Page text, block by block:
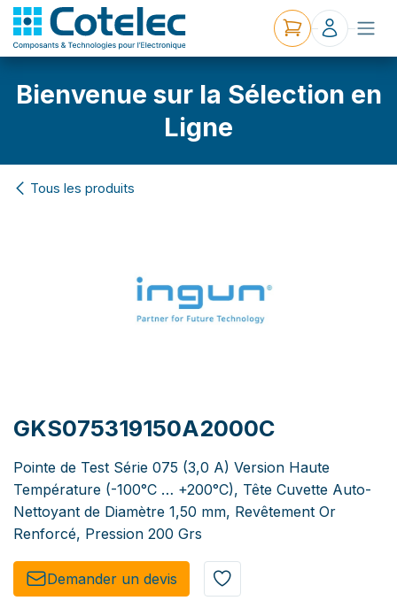
Bienvenue sur la Sélection en
Ligne
Tous les produits
GKS075319150A2000C
Pointe de Test Série 075 (3,0 A) Version Haute
Température (-100°C … +200°C), Tête Cuvette Auto-
Nettoyant de Diamètre 1,50 mm, Revêtement Or
Renforcé, Pression 200 Grs
Demander un de​​vis​​